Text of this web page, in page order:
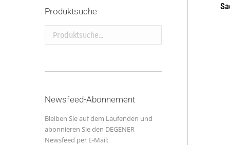
Produktsuche
Produktsuche...
Newsfeed-Abonnement
Bleiben Sie auf dem Laufenden und
abonnieren Sie den DEGENER
Newsfeed per E-Mail: